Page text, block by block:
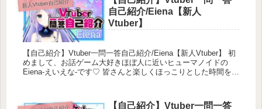
👾すいちゃんの一問一答自己紹介👉
新人Vtuber自己紹介
自己紹介/Eiena【新人
Vtuber】
【自己紹介】Vtuber一問一答自己紹介/Eiena【新人Vtuber】 初
めまして、お話ゲーム大好きほぼ人に近いヒューマノイドの
Eiena-えいえな-です♡ 皆さんと楽しくほっこりとした時間を過
【自己紹介】Vtuber一問一答